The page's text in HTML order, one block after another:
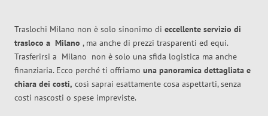
Traslochi Milano non è solo sinonimo di eccellente servizio di
trasloco a Milano , ma anche di prezzi trasparenti ed equi.
Trasferirsi a Milano non è solo una sfida logistica ma anche
finanziaria. Ecco perché ti offriamo una panoramica dettagliata e
chiara dei costi, così saprai esattamente cosa aspettarti, senza
costi nascosti o spese impreviste.